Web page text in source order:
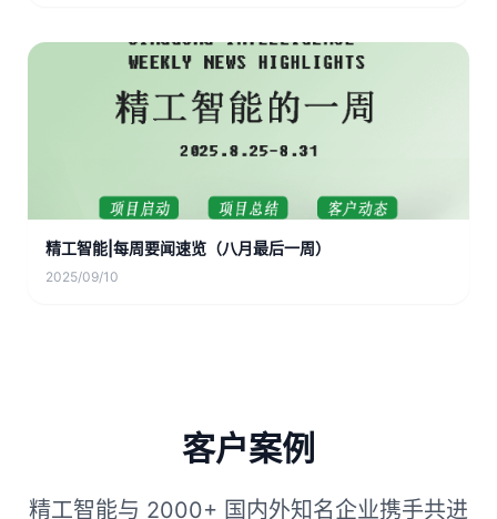
精工智能|每周要闻速览（八月最后一周）
2025/09/10
客户案例
精工智能与 2000+ 国内外知名企业携手共进